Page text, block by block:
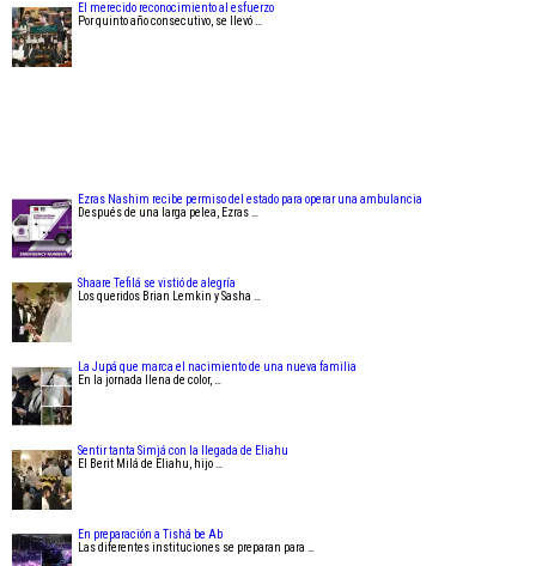
El merecido reconocimiento al esfuerzo
Por quinto año consecutivo, se llevó …
Ezras Nashim recibe permiso del estado para operar una ambulancia
Después de una larga pelea, Ezras …
Shaare Tefilá se vistió de alegría
Los queridos Brian Lemkin y Sasha …
La Jupá que marca el nacimiento de una nueva familia
En la jornada llena de color, …
Sentir tanta Simjá con la llegada de Eliahu
El Berit Milá de Eliahu, hijo …
En preparación a Tishá be Ab
Las diferentes instituciones se preparan para …